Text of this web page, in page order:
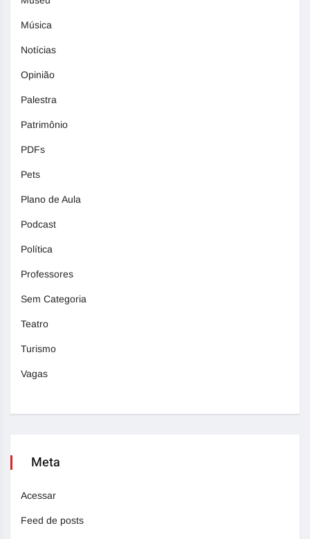
Música
Notícias
Opinião
Palestra
Patrimônio
PDFs
Pets
Plano de Aula
Podcast
Política
Professores
Sem Categoria
Teatro
Turismo
Vagas
Meta
Acessar
Feed de posts